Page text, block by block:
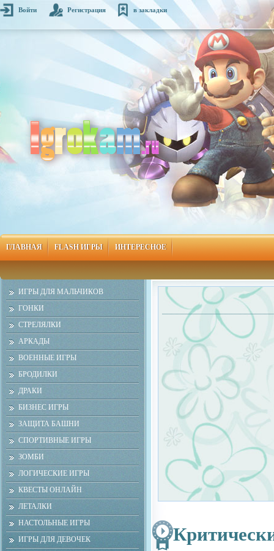
Войти Регистрация в закладки
ГЛАВНАЯ FLASH ИГРЫ ИНТЕРЕСНОЕ
ИГРЫ ДЛЯ МАЛЬЧИКОВ
ГОНКИ
СТРЕЛЯЛКИ
АРКАДЫ
ВОЕННЫЕ ИГРЫ
БРОДИЛКИ
ДРАКИ
БИЗНЕС ИГРЫ
ЗАЩИТА БАШНИ
СПОРТИВНЫЕ ИГРЫ
ЗОМБИ
ЛОГИЧЕСКИЕ ИГРЫ
КВЕСТЫ ОНЛАЙН
ЛЕТАЛКИ
НАСТОЛЬНЫЕ ИГРЫ
ИГРЫ ДЛЯ ДЕВОЧЕК